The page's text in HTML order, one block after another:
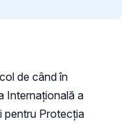
de când în
Internațională a
pentru Protecția